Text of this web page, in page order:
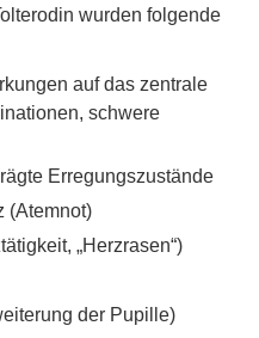
wurden folgende
auf das zentrale
schwere
Erregungszustände
(Atemnot)
„Herzrasen“)
der Pupille)